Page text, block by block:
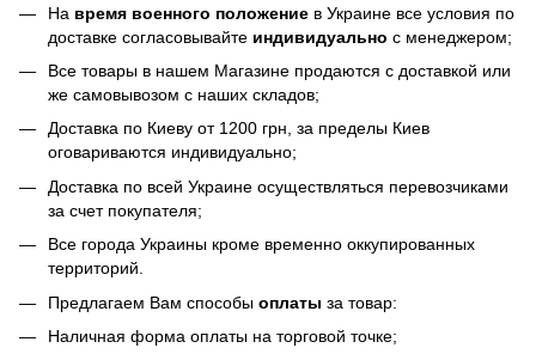
На время военного положение в Украине все условия по
доставке согласовывайте индивидуально с менеджером;
Все товары в нашем Магазине продаются с доставкой или
же самовывозом с наших складов;
Доставка по Киеву от 1200 грн, за пределы Киев
оговариваются индивидуально;
Доставка по всей Украине осуществляться перевозчиками
за счет покупателя;
Все города Украины кроме временно оккупированных
территорий.
Предлагаем Вам способы оплаты за товар:
Наличная форма оплаты на торговой точке;